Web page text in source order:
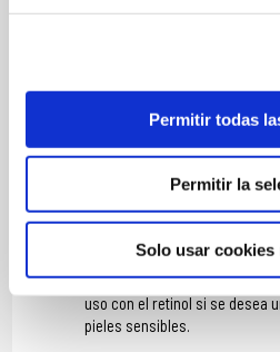
Permitir todas
Permitir la
Solo usar cookies
semana tras el exfoliante.
Day & Night DNA Repairer
estimular la reparación
Global Anti-Ageing Retinol
hasta su completa absorción.
Moisturizing Concentrate
uso con el retinol si se desea
pieles sensibles.